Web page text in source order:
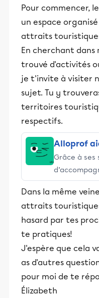
Pour commencer,
un espace
attraits
En cherchant dans
trouvé d'activités
je t'invite à visiter
sujet. Tu y
territoires
respectifs.
Alloprof
Grâce à ses
stimulants,
et leurs
éducative.
Dans la même
attraits
hasard par tes
te pratiques!
J'espère que cela
as d'autres
pour moi de te
Élizabeth